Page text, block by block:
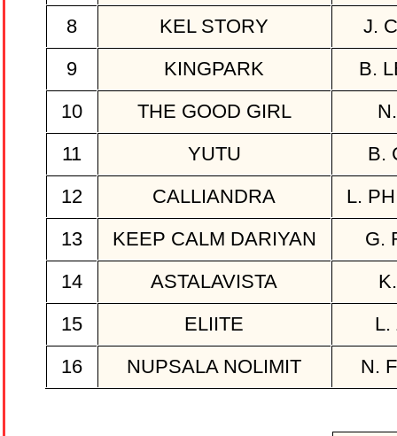
8
KEL STORY
J.
9
KINGPARK
B.
10
THE GOOD GIRL
11
YUTU
B.
12
CALLIANDRA
L.
13
KEEP CALM DARIYAN
G.
14
ASTALAVISTA
15
ELIITE
L.
16
NUPSALA NOLIMIT N.